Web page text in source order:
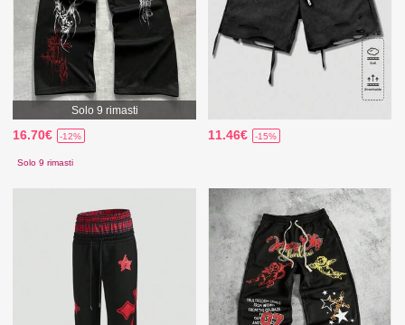
Solo 9 rimasti
16.70€ -12%
Solo 9 rimasti
11.46€ -15%